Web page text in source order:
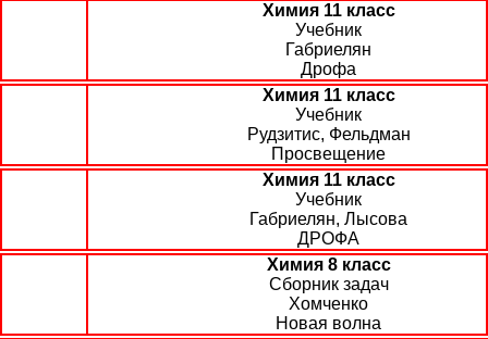
Химия 11 класс
Учебник
Габриелян
Дрофа
Химия 11 класс
Учебник
Рудзитис, Фельдман
Просвещение
Химия 11 класс
Учебник
Габриелян, Лысова
ДРОФА
Химия 8 класс
Сборник задач
Хомченко
Новая волна